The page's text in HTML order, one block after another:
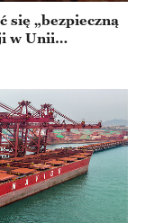
się „bezpieczną
w Unii